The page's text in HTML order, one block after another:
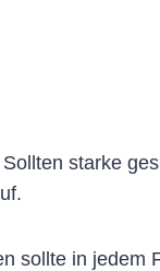
starke
sollte in jedem